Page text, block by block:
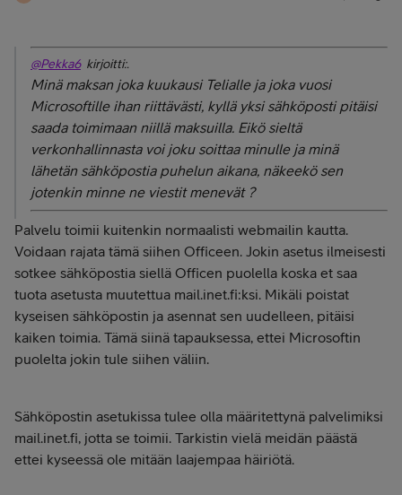
@Pekka6kirjoitti:.
Minä maksan joka kuukausi Telialle ja joka vuosi
Microsoftille ihan riittävästi, kyllä yksi sähköposti pitäisi
saada toimimaan niillä maksuilla. Eikö sieltä
verkonhallinnasta voi joku soittaa minulle ja minä
lähetän sähköpostia puhelun aikana, näkeekö sen
jotenkin minne ne viestit menevät ?
Palvelu toimii kuitenkin normaalisti webmailin kautta.
Voidaan rajata tämä siihen Officeen. Jokin asetus ilmeisesti
sotkee sähköpostia siellä Officen puolella koska et saa
tuota asetusta muutettua mail.inet.fi:ksi. Mikäli poistat
kyseisen sähköpostin ja asennat sen uudelleen, pitäisi
kaiken toimia. Tämä siinä tapauksessa, ettei Microsoftin
puolelta jokin tule siihen väliin.
Sähköpostin asetukissa tulee olla määritettynä palvelimiksi
mail.inet.fi, jotta se toimii. Tarkistin vielä meidän päästä
ettei kyseessä ole mitään laajempaa häiriötä.